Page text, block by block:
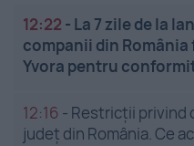
12:22 - La 7 zile de la
companii din
Yvora pentru
12:16 - Restricții privind
județ din România. Ce